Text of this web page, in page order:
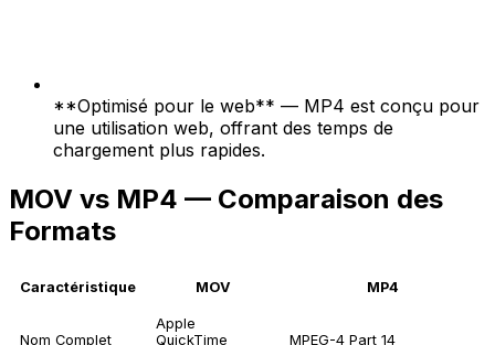
**Optimisé pour le web** — MP4 est conçu pour
une utilisation web, offrant des temps de
chargement plus rapides.
MOV vs MP4 — Comparaison des
Formats
Caractéristique MOV MP4
Nom Complet
Apple
QuickTime
MPEG-4 Part 14